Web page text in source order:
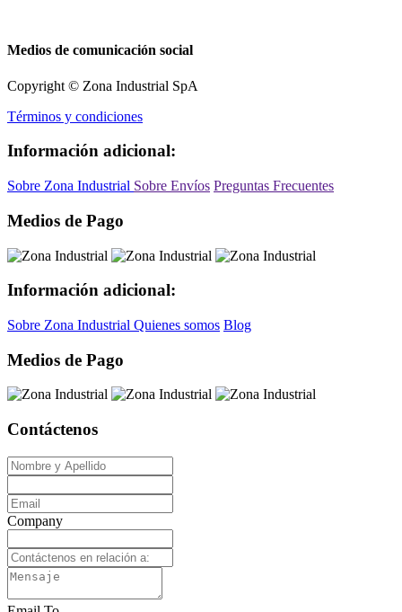
Medios de comunicación social
Copyright © Zona Industrial SpA
Términos y condiciones
Información adicional:
Sobre Zona Industrial Sobre Envíos Preguntas Frecuentes
Medios de Pago
Información adicional:
Sobre Zona Industrial Quienes somos Blog
Medios de Pago
Contáctenos
Company